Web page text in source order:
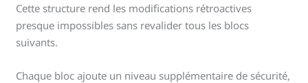
Cette structure rend les modifications rétroactives
presque impossibles sans revalider tous les blocs
suivants.
Chaque bloc ajoute un niveau supplémentaire de sécurité,